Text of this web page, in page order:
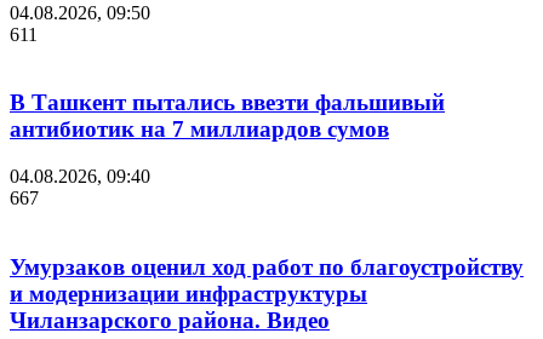
04.08.2026, 09:50
611
В Ташкент пытались ввезти фальшивый
антибиотик на 7 миллиардов сумов
04.08.2026, 09:40
667
Умурзаков оценил ход работ по благоустройству
и модернизации инфраструктуры
Чиланзарского района. Видео